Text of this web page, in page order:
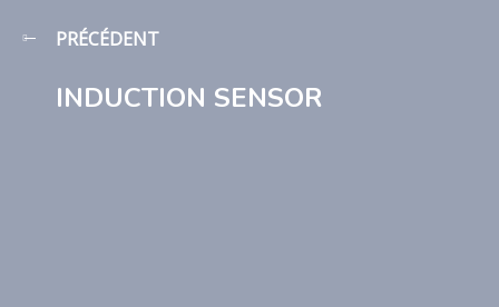
PRÉCÉDENT
INDUCTION SENSOR